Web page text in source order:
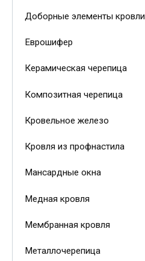
Доборные элементы кровли
Еврошифер
Керамическая черепица
Композитная черепица
Кровельное железо
Кровля из профнастила
Мансардные окна
Медная кровля
Мембранная кровля
Металлочерепица